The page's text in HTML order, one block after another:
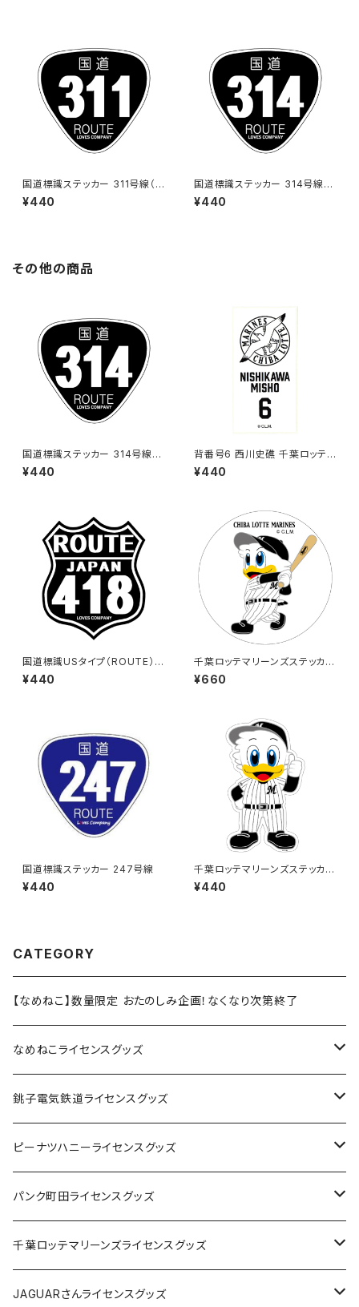
国道標識ステッカー 311号線（ブ
ラック）
¥440
国道標識ステッカー 314号線
（ブラック）
¥440
その他の商品
国道標識ステッカー 314号線
（ブラック）
¥440
背番号6 西川史礁 千葉ロッテマ
リーンズ 選手ステッカー（ホワイ
トB)
¥440
国道標識USタイプ（ROUTE）ス
テッカー 418号線（ブラック）
¥440
千葉ロッテマリーンズステッカー
8（大）
¥660
国道標識ステッカー 247号線
¥440
千葉ロッテマリーンズステッカー
13
¥440
CATEGORY
【なめねこ】数量限定 おたのしみ企画！なくなり次第終了
なめねこライセンスグッズ
Tシャツ
キャップ
ステッカー
缶バッジ
ホテルキーホルダー
銚子電気鉄道ライセンスグッズ
ステッカー
缶バッジ
アクリルキーホルダー
ホテルキーホルダー
ピーナツハニーライセンスグッズ
Tシャツ
キャップ
バッグ
パンク町田ライセンスグッズ
Tシャツ
キャップ
千葉ロッテマリーンズライセンスグッズ
ステッカー
JAGUARさんライセンスグッズ